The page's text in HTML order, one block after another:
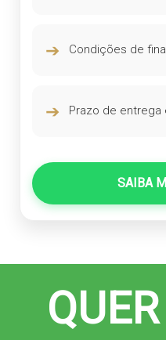
➔ Condições de
➔ Prazo de entrega
SAIBA